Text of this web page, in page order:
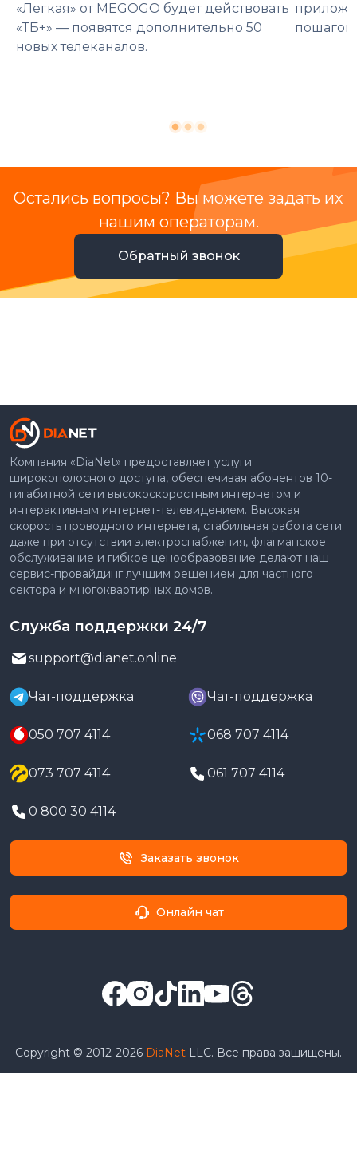
«Легкая» от MEGOGO будет действовать
«ТБ+» — появятся дополнительно 50
новых телеканалов.
Остались вопросы? Вы можете задать их
нашим операторам.
Обратный звонок
Компания «DiaNet» предоставляет услуги
широкополосного доступа, обеспечивая абонентов 10-
гигабитной сети высокоскоростным интернетом и
интерактивным интернет-телевидением. Высокая
скорость проводного интернета, стабильная работа сети
даже при отсутствии электроснабжения, флагманское
обслуживание и гибкое ценообразование делают наш
сервис-провайдинг лучшим решением для частного
сектора и многоквартирных домов.
Служба поддержки 24/7
support@dianet.online
Чат-поддержка Чат-поддержка
050 707 4114 068 707 4114
073 707 4114 061 707 4114
0 800 30 4114
Заказать звонок
Онлайн чат
Copyright © 2012-2026 DiaNet LLC. Все права защищены.